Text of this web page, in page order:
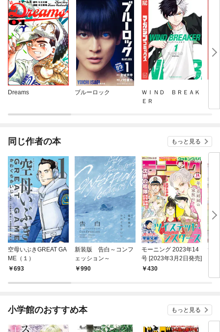
Dreams ブルーロック
ＷＩＮＤ ＢＲＥＡＫ
ＥＲ
同じ作者の本 もっと見る
空母いぶきGREAT GA
ME（１）
693
新装版 告白～コンフ
ェッション～
990
モーニング 2023年14
号 [2023年3月2日発売]
430
サ
小学館のおすすめ本 もっと見る